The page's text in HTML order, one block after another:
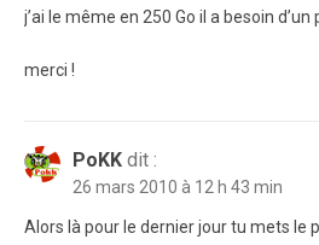
j’ai le même en 250 Go il a besoin
merci !
PoKK dit :
26 mars 2010 à 12 h 43 min
Alors là pour le dernier jour tu mets le